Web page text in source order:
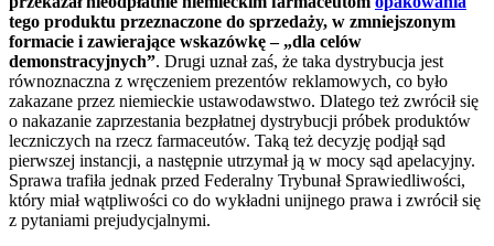
tego produktu przeznaczone do sprzedaży, w zmniejszonym
formacie i zawierające wskazówkę – „dla celów
demonstracyjnych”. Drugi uznał zaś, że taka dystrybucja jest
równoznaczna z wręczeniem prezentów reklamowych, co było
zakazane przez niemieckie ustawodawstwo. Dlatego też zwrócił się
o nakazanie zaprzestania bezpłatnej dystrybucji próbek produktów
leczniczych na rzecz farmaceutów. Taką też decyzję podjął sąd
pierwszej instancji, a następnie utrzymał ją w mocy sąd apelacyjny.
Sprawa trafiła jednak przed Federalny Trybunał Sprawiedliwości,
który miał wątpliwości co do wykładni unijnego prawa i zwrócił się
z pytaniami prejudycjalnymi.